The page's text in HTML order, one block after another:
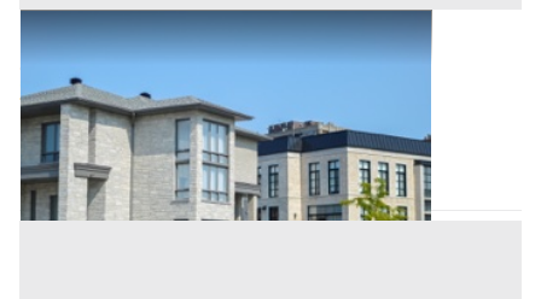
Asta Abitazione di tipo civile su due livelli
Megliadino San Vitale (Padova)
20.624 € 27.499 €
Codice asta:689db75e
Asta chiusa